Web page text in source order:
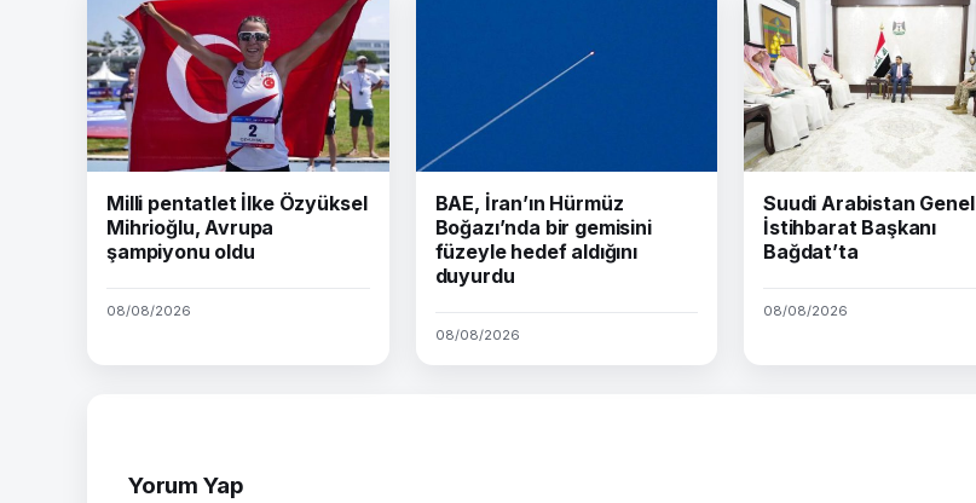
Milli pentatlet İlke Özyüksel
Mihrioğlu, Avrupa
şampiyonu oldu
08/08/2026
BAE, İran’ın Hürmüz
Boğazı’nda bir gemisini
füzeyle hedef aldığını
duyurdu
08/08/2026
Suudi Arabistan Genel
İstihbarat Başkanı
Bağdat’ta
08/08/2026
Yorum Yap